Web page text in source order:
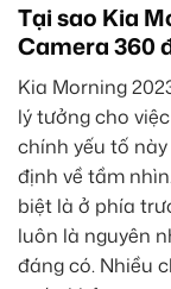
Tại sao Kia
Camera 360
Kia Morning
lý tưởng cho
chính yếu tố
định về tầm
biệt là ở phía
luôn là nguyên
đáng có. Nhiều